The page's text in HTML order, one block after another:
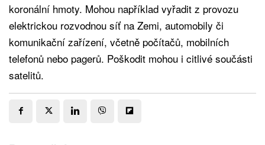
koronální hmoty. Mohou například vyřadit z provozu
elektrickou rozvodnou síť na Zemi, automobily či
komunikační zařízení, včetně počítačů, mobilních
telefonů nebo pagerů. Poškodit mohou i citlivé součásti
satelitů.